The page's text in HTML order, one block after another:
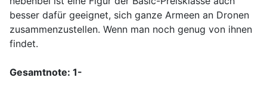
besser dafür geeignet, sich ganze Armeen an Dronen
zusammenzustellen. Wenn man noch genug von ihnen
findet.
Gesamtnote: 1-